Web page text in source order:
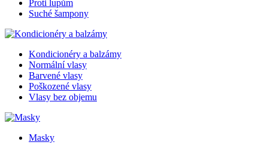
Proti lupům
Suché šampony
Kondicionéry a balzámy
Normální vlasy
Barvené vlasy
Poškozené vlasy
Vlasy bez objemu
Masky